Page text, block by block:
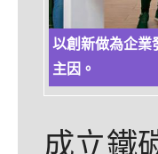
以創新做為企業
主因。
成立鐵